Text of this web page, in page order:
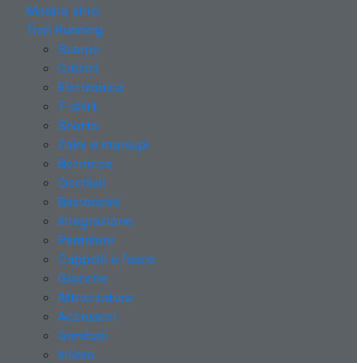
Mostra altro
Trail Running
Scarpe
Calzini
Elettronica
T-shirt
Shorts
Zaini e marsupi
Borracce
Occhiali
Bastoncini
Integrazione
Pantaloni
Cappelli e fasce
Giacche
Attrezzatura
Accessori
Gambali
Intimo